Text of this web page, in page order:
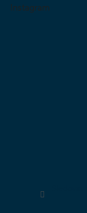
Instagram